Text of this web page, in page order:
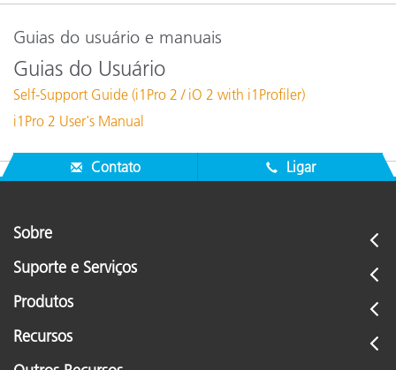
Guias do usuário e manuais
Guias do Usuário
Self-Support Guide (i1Pro 2 / iO 2 with i1Profiler)
i1Pro 2 User's Manual
Contato Ligar
Sobre
Suporte e Serviços
Produtos
Recursos